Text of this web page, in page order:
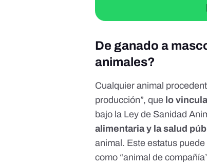
De ganado a
animales?
Cualquier animal
producción”, que lo
bajo la Ley de Sanidad
alimentaria y la salud
animal. Este estatus
como “animal de compañía